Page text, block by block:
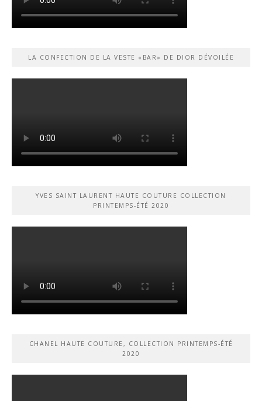
LA CONFECTION DE LA VESTE «BAR» DE DIOR DÉVOILÉE
YVES SAINT LAURENT HAUTE COUTURE COLLECTION
PRINTEMPS-ÉTÉ 2020
CHANEL HAUTE COUTURE, COLLECTION PRINTEMPS-ÉTÉ
2020